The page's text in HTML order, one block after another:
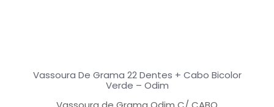
Vassoura De Grama 22 Dentes + Cabo Bicolor
Verde – Odim